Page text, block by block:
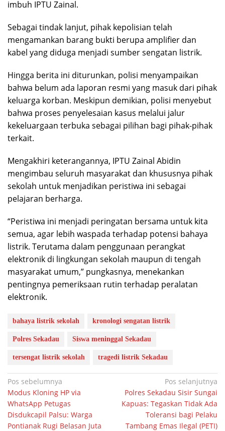
imbuh IPTU Zainal.
Sebagai tindak lanjut, pihak kepolisian telah
mengamankan barang bukti berupa amplifier dan
kabel yang diduga menjadi sumber sengatan listrik.
Hingga berita ini diturunkan, polisi menyampaikan
bahwa belum ada laporan resmi yang masuk dari pihak
keluarga korban. Meskipun demikian, polisi menyebut
bahwa proses penyelesaian kasus melalui jalur
kekeluargaan terbuka sebagai pilihan bagi pihak-pihak
terkait.
Mengakhiri keterangannya, IPTU Zainal Abidin
mengimbau seluruh masyarakat dan khususnya pihak
sekolah untuk menjadikan peristiwa ini sebagai
pelajaran berharga.
“Peristiwa ini menjadi peringatan bersama untuk kita
semua, agar lebih waspada terhadap potensi bahaya
listrik. Terutama dalam penggunaan perangkat
elektronik di lingkungan sekolah maupun di tengah
masyarakat umum,” pungkasnya, menekankan
pentingnya pemeriksaan rutin terhadap peralatan
elektronik.
bahaya listrik sekolah kronologi sengatan listrik
Polres Sekadau Siswa meninggal Sekadau
tersengat listrik sekolah tragedi listrik Sekadau
Navigasi
pos
Pos sebelumnya
Modus Kloning HP via
WhatsApp Petugas
Disdukcapil Palsu: Warga
Pontianak Rugi Belasan Juta
Pos selanjutnya
Polres Sekadau Sisir Sungai
Kapuas: Tegaskan Tidak Ada
Toleransi bagi Pelaku
Tambang Emas Ilegal (PETI)